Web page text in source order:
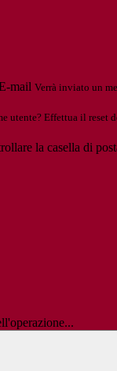
mail Verrà inviato un
utente? Effettua il reset
la casella di